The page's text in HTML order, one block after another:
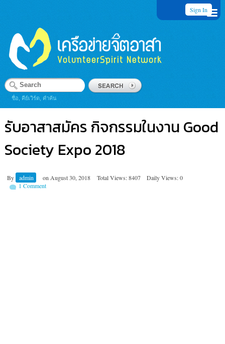
Sign In
ชื่อ, คีย์เวิร์ด, คำค้น
รับอาสาสมัคร กิจกรรมในงาน Good
Society Expo 2018
By admin on August 30, 2018 Total Views: 8407
Daily Views: 0
1 Comment